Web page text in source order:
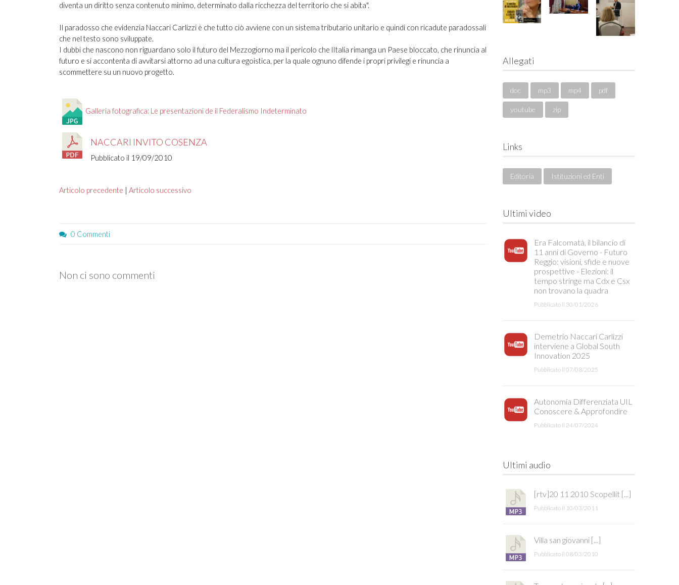
diventa un diritto senza contenuto minimo, determinato dalla ricchezza del territorio che si abita".
Il paradosso che evidenzia Naccari Carlizzi è che tutto ciò avviene con un sistema tributario unitario e quindi con ricadute paradossali
che nel testo sono sviluppate.
I dubbi che nascono non riguardano solo il futuro del Mezzogiorno ma il pericolo che lItalia rimanga un Paese bloccato, che rinuncia al
futuro e si accontenta di avvitarsi attorno ad una cultura egoistica, per la quale ognuno difende i propri privilegi e rinuncia a
scommettere su un nuovo progetto.
Galleria fotografica: Le presentazioni de il Federalismo Indeterminato
NACCARI INVITO COSENZA
Pubblicato il 19/09/2010
Articolo precedente | Articolo successivo
0 Commenti
Non ci sono commenti
Allegati
doc mp3 mp4 pdf
youtube zip
Links
Editoria Istituzioni ed Enti
Ultimi video
Era Falcomatà, il bilancio di
11 anni di Governo - Futuro
Reggio: visioni, sfide e nuove
prospettive - Elezioni: il
tempo stringe ma Cdx e Csx
non trovano la quadra
Pubblicato il 30/01/2026
Demetrio Naccari Carlizzi
interviene a Global South
Innovation 2025
Pubblicato il 07/08/2025
Autonomia Differenziata UIL
Conoscere & Approfondire
Pubblicato il 24/07/2024
Ultimi audio
[rtv]20 11 2010 Scopellit [...]
Pubblicato il 10/03/2011
Villa san giovanni [...]
Pubblicato il 08/03/2010